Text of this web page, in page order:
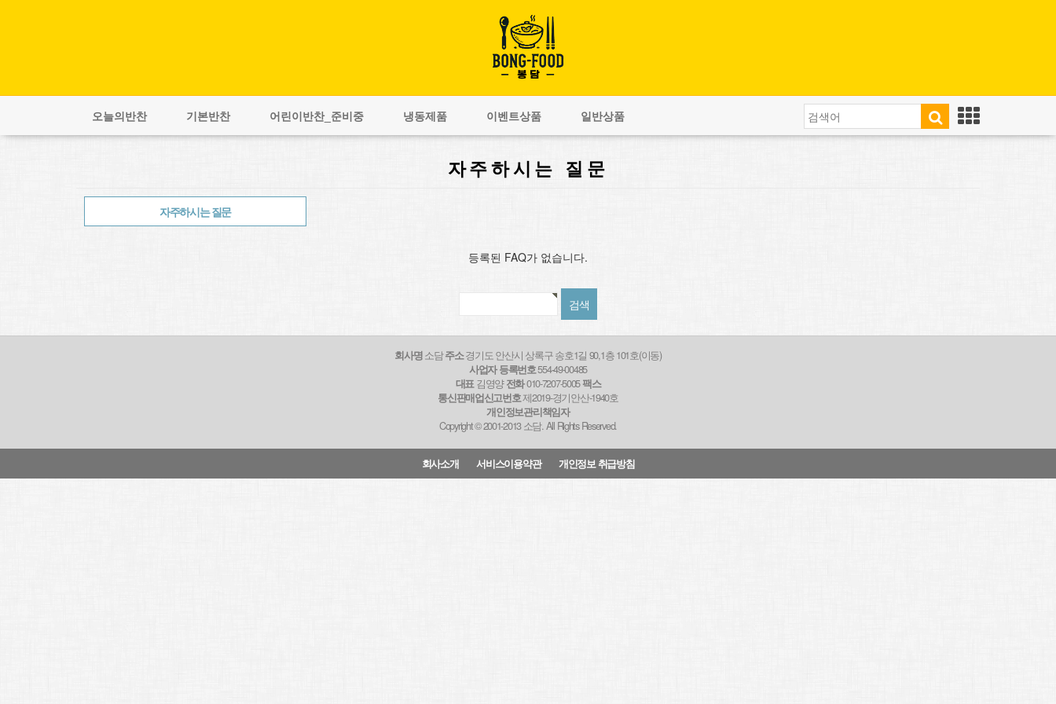
오늘의반찬 기본반찬 어린이반찬_준비중 냉동제품 이벤트상품 일반상품
자주하시는 질문
자주하시는 질문
등록된 FAQ가 없습니다.
회사명소담주소경기도 안산시 상록구 송호1길 90,1층 101호(이동)
사업자 등록번호554-49-00485
대표김영양 전화010-7207-5005 팩스
통신판매업신고번호제2019-경기안산-1940호
개인정보관리책임자
Copyright © 2001-2013 소담. All Rights Reserved.
회사소개 서비스이용약관 개인정보 취급방침